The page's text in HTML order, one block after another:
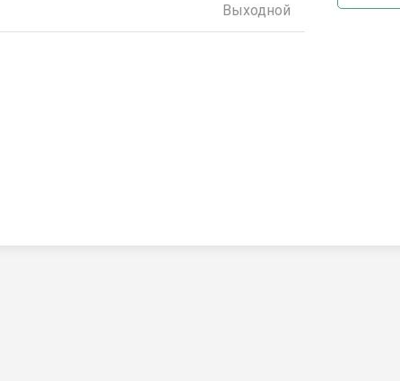
Выходной